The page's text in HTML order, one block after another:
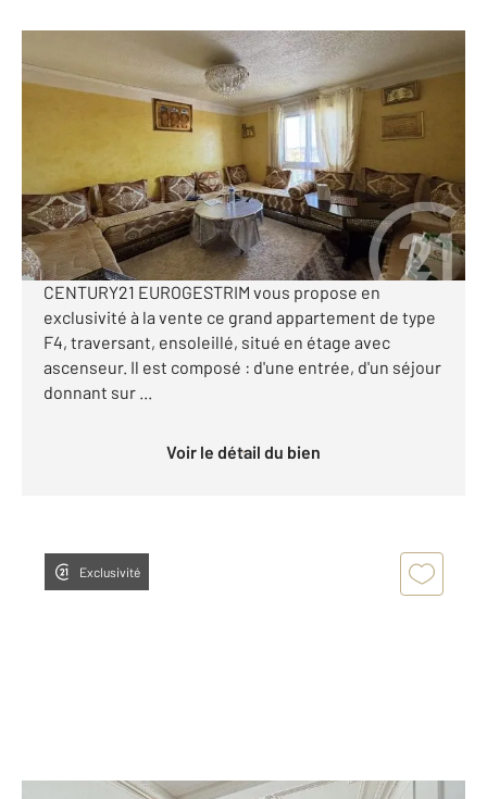
MONTPELLIER 34
78 m2, 4 pièces
Ref : 36777
Appartement F4 à vendre
155 000 €
Visiter le site dédié
MONTPELLIER SUD, Prés d'Arènes votre agence
CENTURY21 EUROGESTRIM vous propose en
exclusivité à la vente ce grand appartement de type
F4, traversant, ensoleillé, situé en étage avec
ascenseur. Il est composé : d'une entrée, d'un séjour
donnant sur ...
Voir le détail du bien
Exclusivité